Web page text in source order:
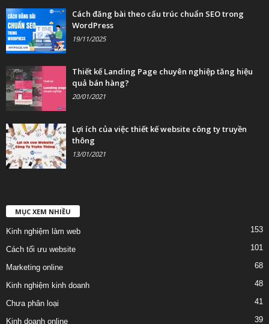
Cách đăng bài theo cấu trúc chuẩn SEO trong
WordPress
19/11/2025
Thiết kế Landing Page chuyên nghiệp tăng hiệu
quả bán hàng?
20/01/2021
Lợi ích của việc thiết kế website công ty truyền
thông
13/01/2021
MỤC XEM NHIỀU
Kinh nghiệm làm web 153
Cách tối ưu website 101
Marketing online 68
Kinh nghiệm kinh doanh 48
Chưa phân loại 41
Kinh doanh online 39